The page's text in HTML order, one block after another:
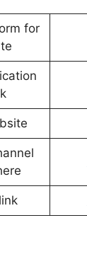
for